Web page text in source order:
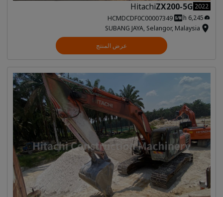
2022
ZX200-5G
Hitachi
6,245 h
HCMDCDF0C00007349
SUBANG JAYA, Selangor, Malaysia
عرض المنتج